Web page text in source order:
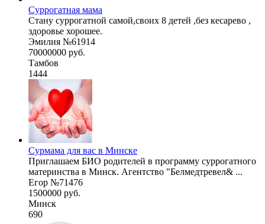
Суррогатная мама
Стану суррогатной самой,своих 8 детей ,без кесарево ,
здоровье хорошее.
Эмилия №61914
70000000 руб.
Тамбов
1444
Сурмама для вас в Минске
Приглашаем БИО родителей в программу суррогатного
материнства в Минск. Агентство "Белмедтревел& ...
Егор №71476
1500000 руб.
Минск
690